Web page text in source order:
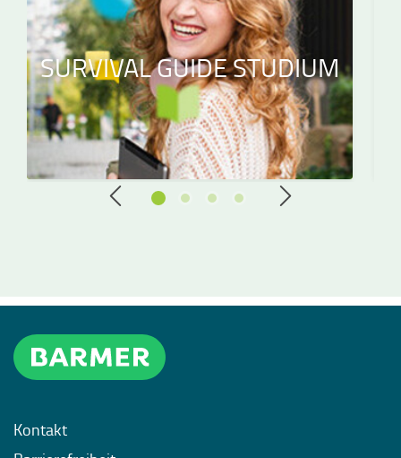
SURVIVAL GUIDE STUDIUM
Kontakt